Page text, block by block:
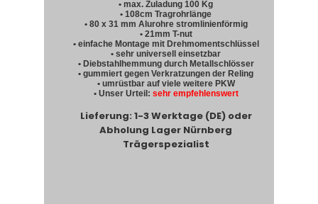
• max. Zuladung 100 Kg
• 108cm Tragrohrlänge
• 80 x 31 mm Alurohre stromlinienförmig
• 21mm T-nut
• einfache Montage mit Drehmomentschlüssel
• sehr universell einsetzbar
• Diebstahlhemmung durch Metallschlösser
• gummiert gegen Verkratzungen der Reling
• umrüstbar auf viele weitere PKW
• Unser Urteil: sehr empfehlenswert
Lieferung: 1-3 Werktage (DE) oder
Abholung Lager Nürnberg
Trägerspezialist